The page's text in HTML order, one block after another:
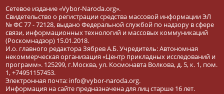
Сетевое издание «Vybor-Naroda.org».
Свидетельство о регистрации средства массовой информации ЭЛ
№ ФС 77 - 72128, выдано Федеральной службой по надзору в сфере
связи, информационных технологий и массовых коммуникаций
(Роскомнадзор) 15.01.2018.
И.о. главного редактора Зябрев А.Б. Учредитель: Автономная
некоммерческая организация «Центр прикладных исследований и
программ». 125299, г.Москва, ул. Космонавта Волкова, д. 5, к. 1, пом.
1, +74951157453.
Электронная почта: info@vybor-naroda.org.
Информация на сайте предназначена для лиц старше 16 лет.